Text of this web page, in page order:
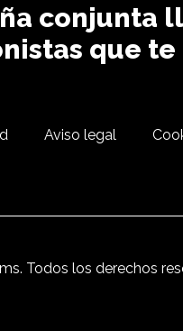
conjunta
que te
Aviso legal
Todos los derechos